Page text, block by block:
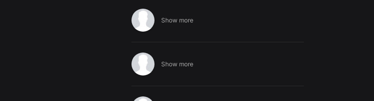
Show more
Show more